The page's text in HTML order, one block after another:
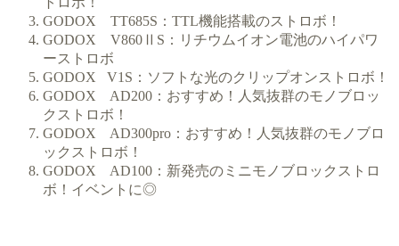
GODOX TT685S：TTL機能搭載のストロボ！
GODOX V860ⅡS：リチウムイオン電池のハイパワ
ーストロボ
GODOX V1S：ソフトな光のクリップオンストロボ！
GODOX AD200：おすすめ！人気抜群のモノブロッ
クストロボ！
GODOX AD300pro：おすすめ！人気抜群のモノブロ
ックストロボ！
GODOX AD100：新発売のミニモノブロックストロ
ボ！イベントに◎